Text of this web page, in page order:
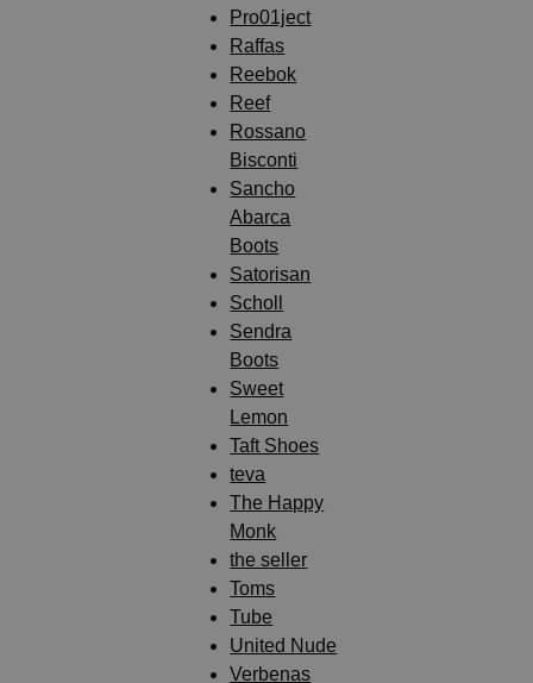
Pro01ject
Raffas
Reebok
Reef
Rossano
Bisconti
Sancho
Abarca
Boots
Satorisan
Scholl
Sendra
Boots
Sweet
Lemon
Taft Shoes
teva
The Happy
Monk
the seller
Toms
Tube
United Nude
Verbenas